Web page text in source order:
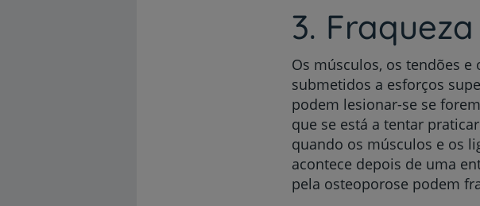
3.
Os músculos, os tendões
submetidos a esforços
podem lesionar-se se
que se está a tentar
quando os músculos e os
acontece depois de uma
pela osteoporose podem